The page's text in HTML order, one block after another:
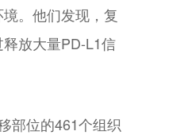
。他们发现，复
放大量PD-L1信
部位的461个组织